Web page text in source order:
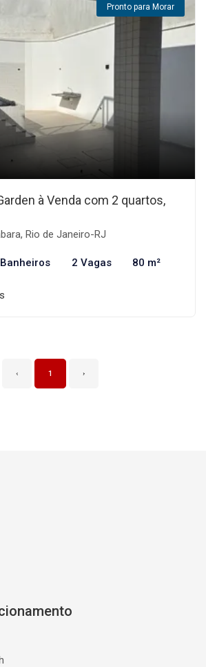
Pronto para Morar
à Venda com 2 quartos,
Rio de Janeiro-RJ
2 Vagas 80 m²
‹ 1 ›